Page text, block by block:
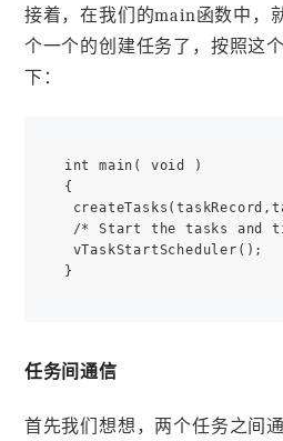
接着，在我们的main函数中，
个一个的创建任务了，按照这
下：
int main( void )
{
/* Start the tasks and
vTaskStartScheduler();
任务间通信
首先我们想想，两个任务之间